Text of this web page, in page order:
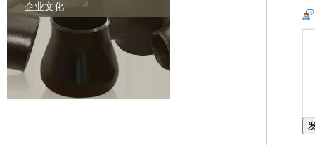
企业文化